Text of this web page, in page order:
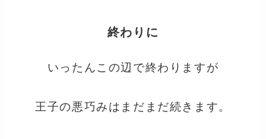
終わりに
いったんこの辺で終わりますが
王子の悪巧みはまだまだ続きます。